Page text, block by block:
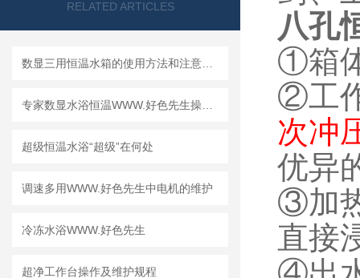
RELATED ARTICLES
超级恒温水浴“超级”在何处
调速多用WWW.好色先生中电机的维护
冷冻水浴WWW.好色先生
超净工作台操作及维护规程
八孔
①箱
②工
次冲
优异
③加
直接